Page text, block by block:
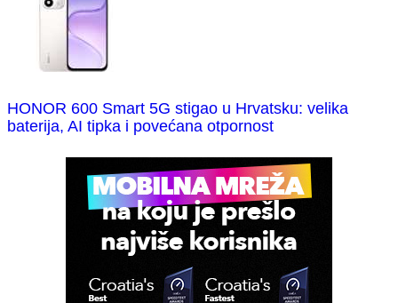
HONOR 600 Smart 5G stigao u Hrvatsku: velika
baterija, AI tipka i povećana otpornost